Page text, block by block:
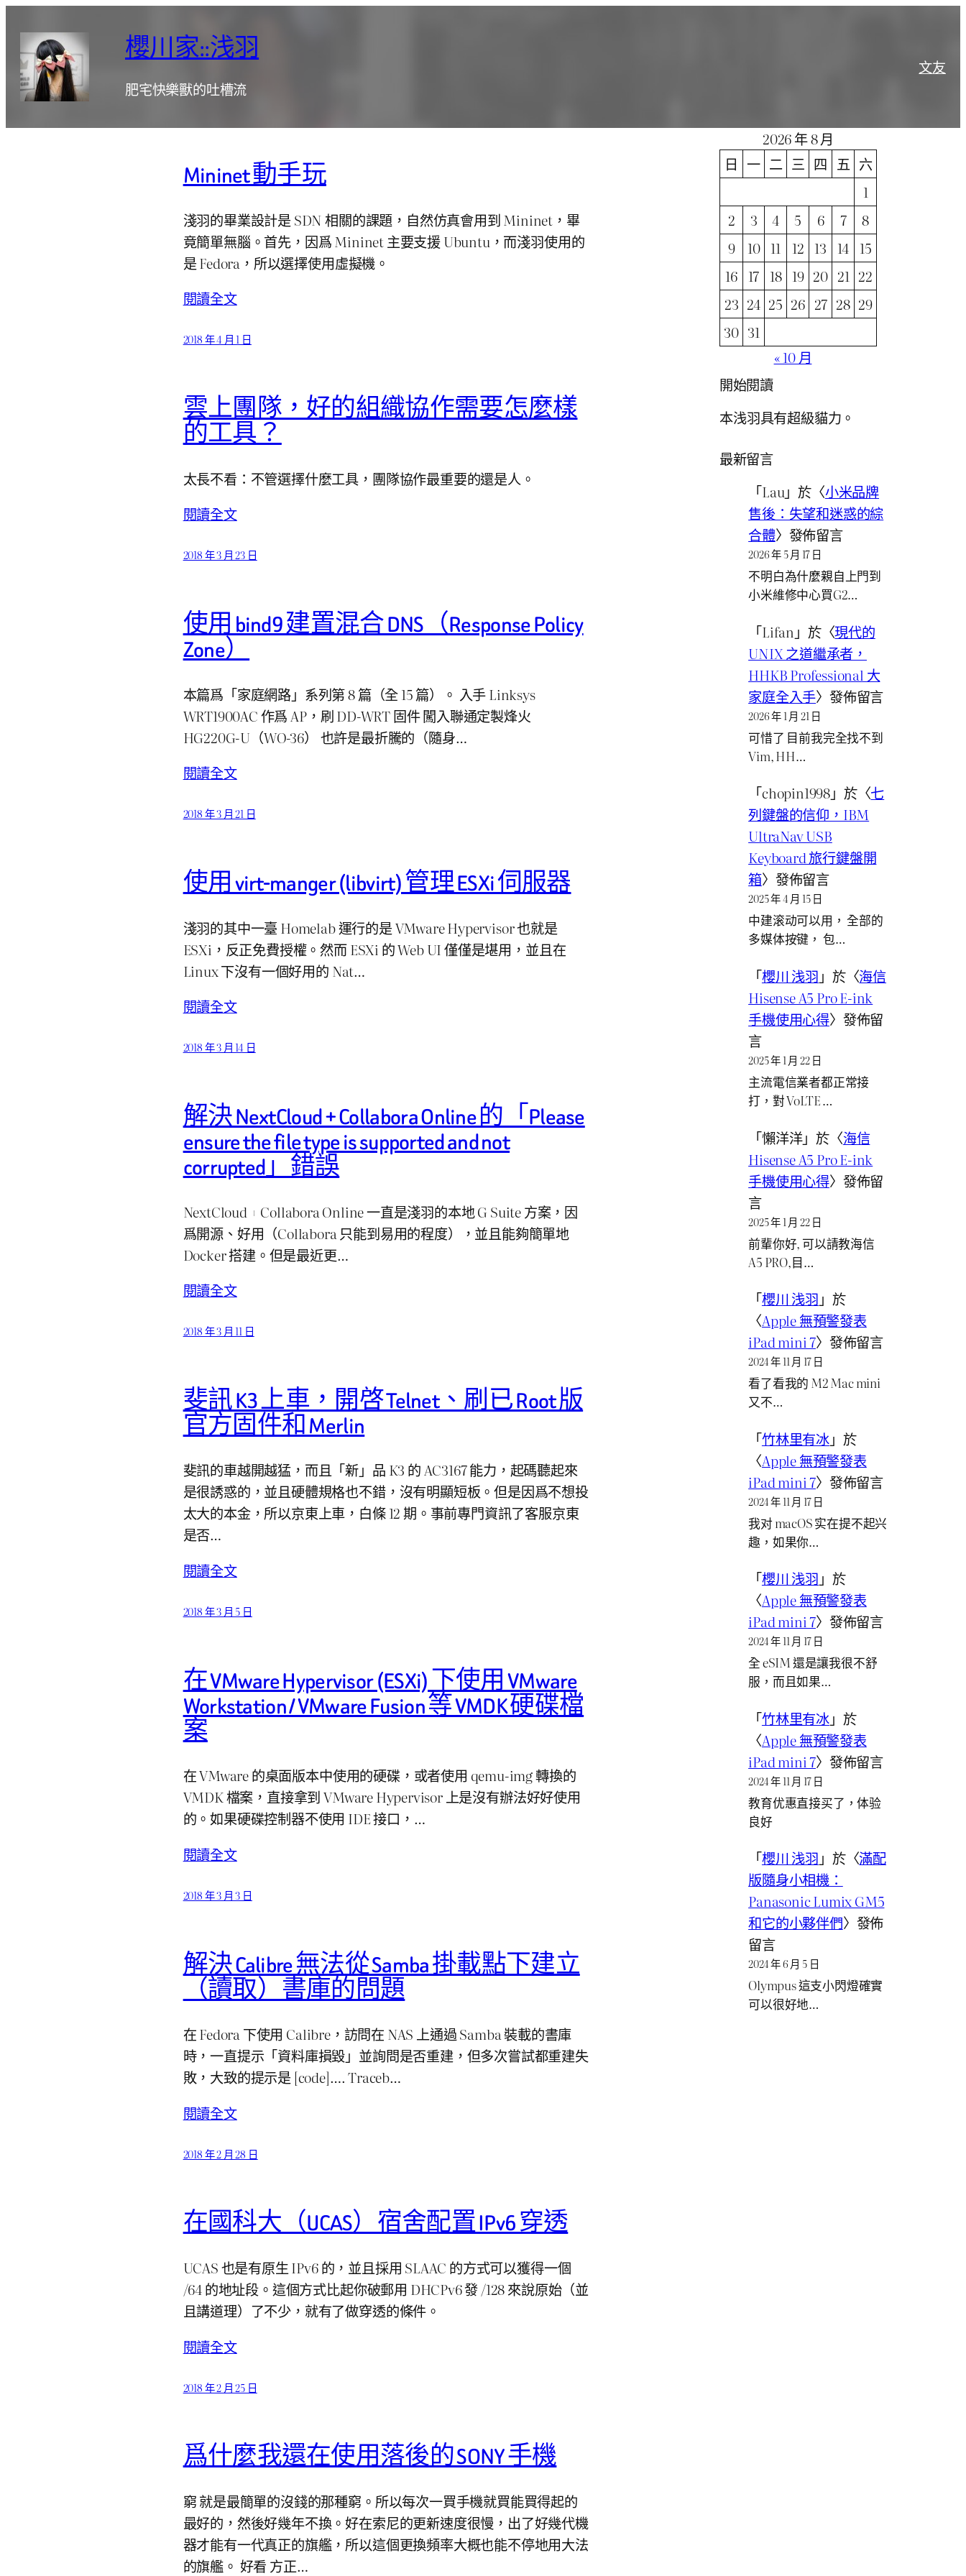
容
櫻川家::浅羽
肥宅快樂獸的吐槽流
文友
Mininet 動手玩
淺羽的畢業設計是 SDN 相關的課題，自然仿真會用到 Mininet，畢
竟簡單無腦。首先，因爲 Mininet 主要支援 Ubuntu，而淺羽使用的
是 Fedora，所以選擇使用虛擬機。
閱讀全文
2018 年 4 月 1 日
雲上團隊，好的組織協作需要怎麼樣
的工具？
太長不看：不管選擇什麼工具，團隊協作最重要的還是人。
閱讀全文
2018 年 3 月 23 日
使用 bind9 建置混合 DNS（Response Policy
Zone）
本篇爲「家庭網路」系列第 8 篇（全 15 篇）。 入手 Linksys
WRT1900AC 作爲 AP，刷 DD-WRT 固件 闖入聯通定製烽火
HG220G-U（WO-36） 也許是最折騰的（隨身…
閱讀全文
2018 年 3 月 21 日
使用 virt-manger (libvirt) 管理 ESXi 伺服器
淺羽的其中一臺 Homelab 運行的是 VMware Hypervisor 也就是
ESXi，反正免費授權。然而 ESXi 的 Web UI 僅僅是堪用，並且在
Linux 下沒有一個好用的 Nat…
閱讀全文
2018 年 3 月 14 日
解決 NextCloud + Collabora Online 的「Please
ensure the file type is supported and not
corrupted」錯誤
NextCloud + Collabora Online 一直是淺羽的本地 G Suite 方案，因
爲開源、好用（Collabora 只能到易用的程度），並且能夠簡單地
Docker 搭建。但是最近更…
閱讀全文
2018 年 3 月 11 日
斐訊 K3 上車，開啓 Telnet、刷已 Root 版
官方固件和 Merlin
斐訊的車越開越猛，而且「新」品 K3 的 AC3167 能力，起碼聽起來
是很誘惑的，並且硬體規格也不錯，沒有明顯短板。但是因爲不想投
太大的本金，所以京東上車，白條 12 期。事前專門資訊了客服京東
是否…
閱讀全文
2018 年 3 月 5 日
在 VMware Hypervisor (ESXi) 下使用 VMware
Workstation / VMware Fusion 等 VMDK 硬碟檔
案
在 VMware 的桌面版本中使用的硬碟，或者使用 qemu-img 轉換的
VMDK 檔案，直接拿到 VMware Hypervisor 上是沒有辦法好好使用
的。如果硬碟控制器不使用 IDE 接口，…
閱讀全文
2018 年 3 月 3 日
解決 Calibre 無法從 Samba 掛載點下建立
（讀取）書庫的問題
在 Fedora 下使用 Calibre，訪問在 NAS 上通過 Samba 裝載的書庫
時，一直提示「資料庫損毀」並詢問是否重建，但多次嘗試都重建失
敗，大致的提示是 [code]…. Traceb…
閱讀全文
2018 年 2 月 28 日
在國科大（UCAS）宿舍配置 IPv6 穿透
UCAS 也是有原生 IPv6 的，並且採用 SLAAC 的方式可以獲得一個
/64 的地址段。這個方式比起你破郵用 DHCPv6 發 /128 來說原始（並
且講道理）了不少，就有了做穿透的條件。
閱讀全文
2018 年 2 月 25 日
爲什麼我還在使用落後的 SONY 手機
窮 就是最簡單的沒錢的那種窮。所以每次一買手機就買能買得起的
最好的，然後好幾年不換。好在索尼的更新速度很慢，出了好幾代機
器才能有一代真正的旗艦，所以這個更換頻率大概也能不停地用大法
的旗艦。 好看 方正…
2026 年 8 月
日 一 二 三 四 五 六
1
2
3 4 5 6 7
8
9
10 11 12 13 14 15
16 17 18 19 20 21 22
23 24 25 26 27 28 29
30 31
« 10 月
開始閱讀
本浅羽具有超級貓力。
最新留言
「Lau」於〈小米品牌
售後：失望和迷惑的綜
合體〉發佈留言
2026 年 5 月 17 日
不明白為什麼親自上門到
小米維修中心買G2…
「Lifan 」於〈現代的
UNIX 之道繼承者，
HHKB Professional 大
家庭全入手〉發佈留言
2026 年 1 月 21 日
可惜了 目前我完全找不到
Vim, HH…
「chopin1998」於〈七
列鍵盤的信仰，IBM
UltraNav USB
Keyboard 旅行鍵盤開
箱〉發佈留言
2025 年 4 月 15 日
中建滚动可以用， 全部的
多媒体按键， 包…
「櫻川 浅羽 」於〈海信
Hisense A5 Pro E-ink
手機使用心得〉發佈留
言
2025 年 1 月 22 日
主流電信業者都正常接
打，對 VoLTE …
「懶洋洋」於〈海信
Hisense A5 Pro E-ink
手機使用心得〉發佈留
言
2025 年 1 月 22 日
前輩你好, 可以請教海信
A5 PRO,目…
「櫻川 浅羽 」於
〈Apple 無預警發表
iPad mini 7〉發佈留言
2024 年 11 月 17 日
看了看我的 M2 Mac mini
又不…
「竹林里有冰」於
〈Apple 無預警發表
iPad mini 7〉發佈留言
2024 年 11 月 17 日
我对 macOS 实在提不起兴
趣，如果你…
「櫻川 浅羽 」於
〈Apple 無預警發表
iPad mini 7〉發佈留言
2024 年 11 月 17 日
全 eSIM 還是讓我很不舒
服，而且如果…
「竹林里有冰」於
〈Apple 無預警發表
iPad mini 7〉發佈留言
2024 年 11 月 17 日
教育优惠直接买了，体验
良好
「櫻川 浅羽 」於〈滿配
版隨身小相機：
Panasonic Lumix GM5
和它的小夥伴們〉發佈
留言
2024 年 6 月 5 日
Olympus 這支小閃燈確實
可以很好地…